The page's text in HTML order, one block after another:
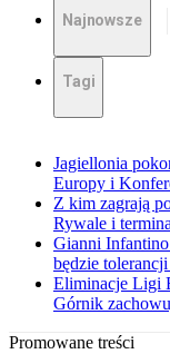
Najnowsze
Tagi
Jagiellonia
Europy i
Z kim zagrają
Rywale i
Gianni Infantino
będzie
Eliminacje Ligi
Górnik
Promowane treści